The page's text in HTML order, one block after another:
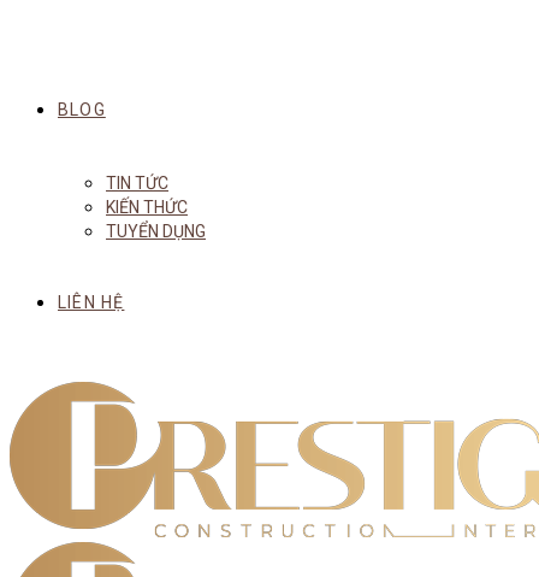
BLOG
TIN TỨC
KIẾN THỨC
TUYỂN DỤNG
LIÊN HỆ